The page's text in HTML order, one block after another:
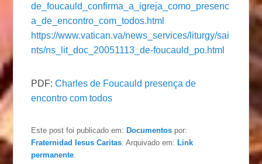
de_foucauld_confirma_a_igreja_como_presenc
a_de_encontro_com_todos.html
https://www.vatican.va/news_services/liturgy/sai
nts/ns_lit_doc_20051113_de-foucauld_po.html
PDF:Charles de Foucauld presença de
encontro com todos
Este post foi publicado em: Documentos por:
Fraternidad Iesus Caritas . Arquivado em: Link
permanente